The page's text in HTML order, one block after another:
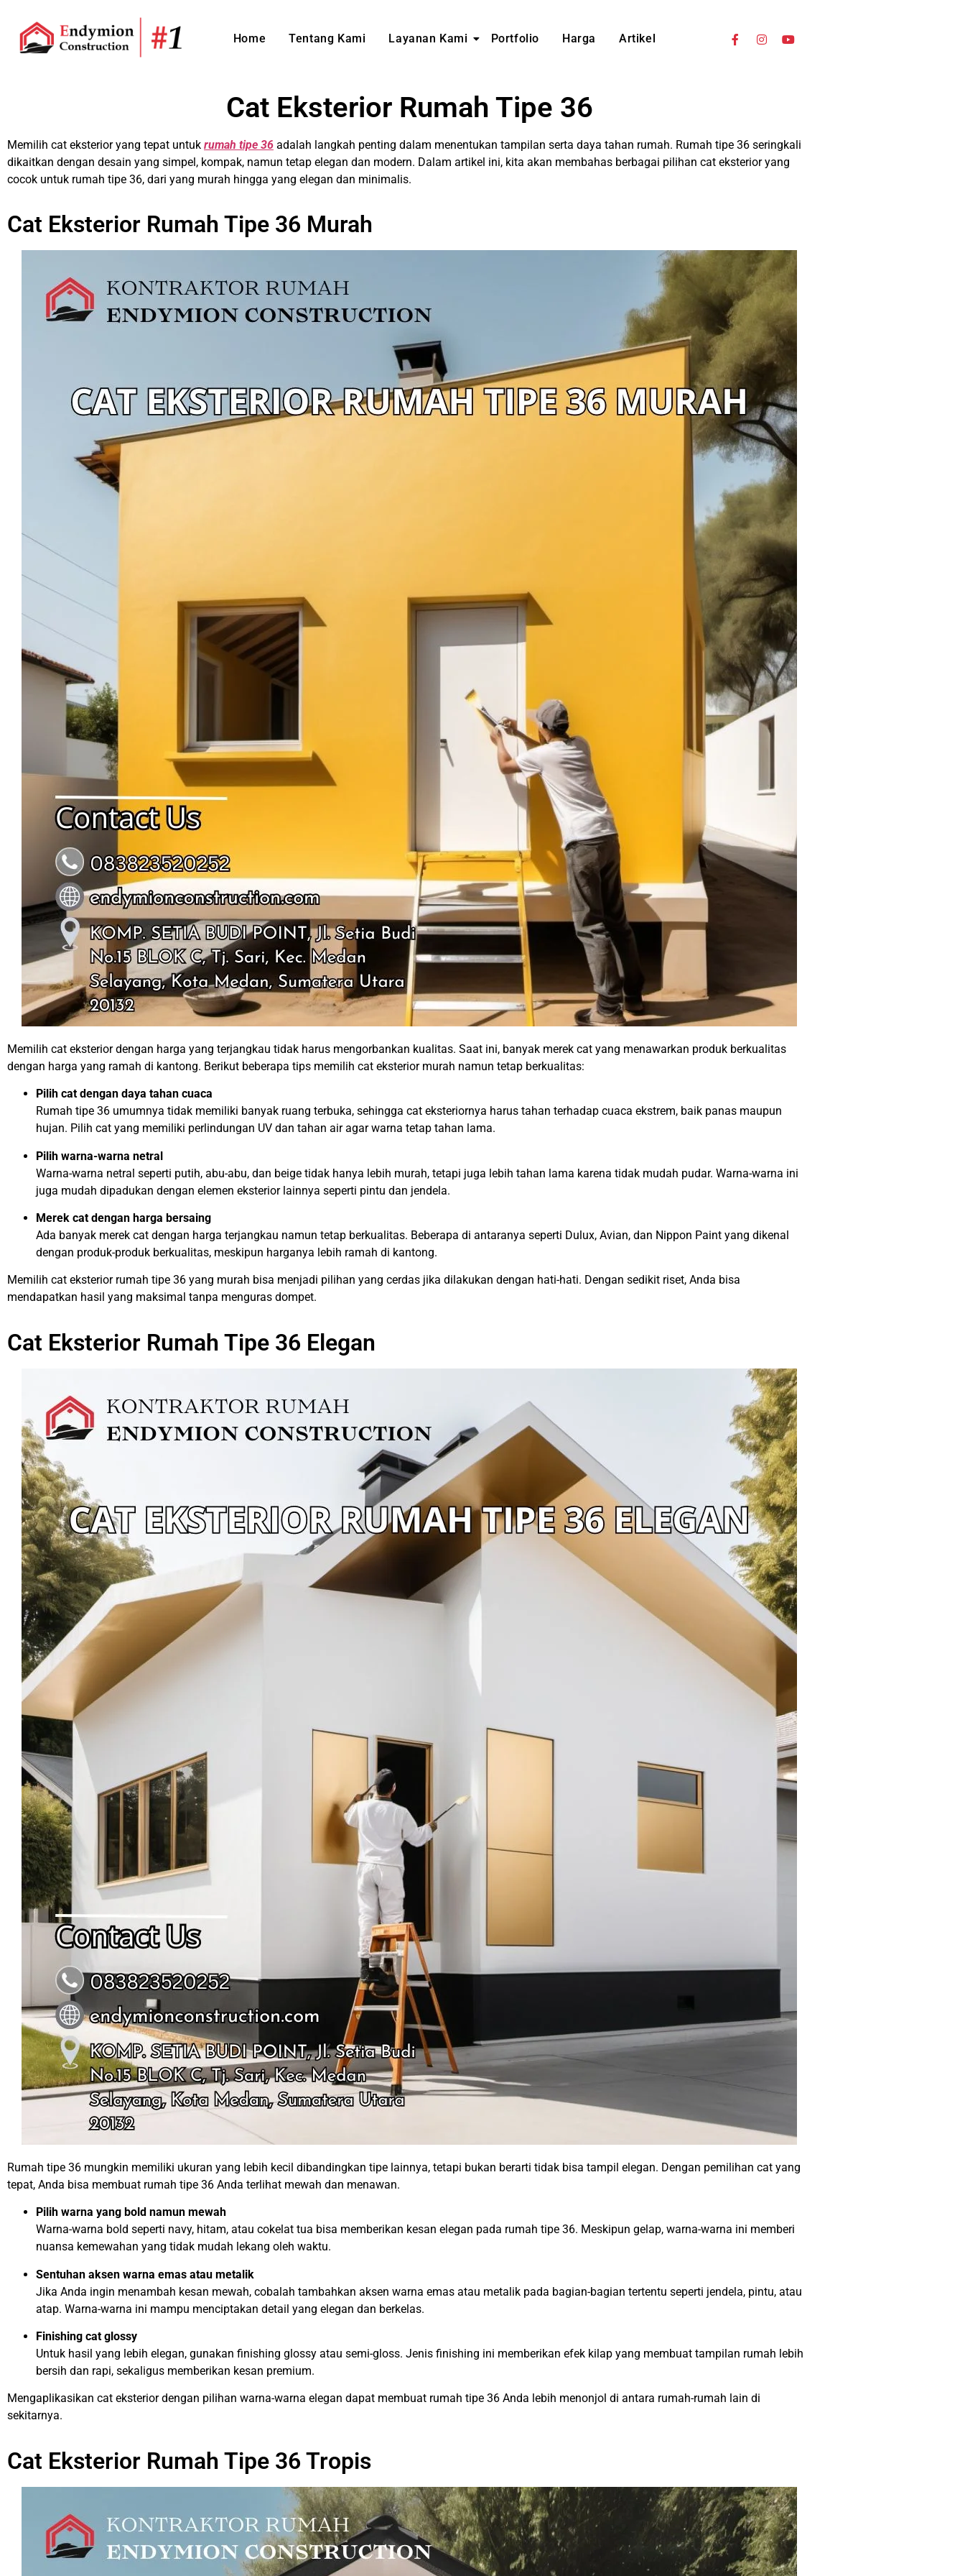
Home Tentang Kami Layanan Kami Portfolio Harga Artikel
Cat Eksterior Rumah Tipe 36
Memilih cat eksterior yang tepat untuk rumah tipe 36 adalah langkah penting dalam menentukan tampilan serta daya tahan rumah. Rumah tipe 36 seringkali
dikaitkan dengan desain yang simpel, kompak, namun tetap elegan dan modern. Dalam artikel ini, kita akan membahas berbagai pilihan cat eksterior yang
cocok untuk rumah tipe 36, dari yang murah hingga yang elegan dan minimalis.
Cat Eksterior Rumah Tipe 36 Murah
Memilih cat eksterior dengan harga yang terjangkau tidak harus mengorbankan kualitas. Saat ini, banyak merek cat yang menawarkan produk berkualitas
dengan harga yang ramah di kantong. Berikut beberapa tips memilih cat eksterior murah namun tetap berkualitas:
Pilih cat dengan daya tahan cuaca
Rumah tipe 36 umumnya tidak memiliki banyak ruang terbuka, sehingga cat eksteriornya harus tahan terhadap cuaca ekstrem, baik panas maupun
hujan. Pilih cat yang memiliki perlindungan UV dan tahan air agar warna tetap tahan lama.
Pilih warna-warna netral
Warna-warna netral seperti putih, abu-abu, dan beige tidak hanya lebih murah, tetapi juga lebih tahan lama karena tidak mudah pudar. Warna-warna ini
juga mudah dipadukan dengan elemen eksterior lainnya seperti pintu dan jendela.
Merek cat dengan harga bersaing
Ada banyak merek cat dengan harga terjangkau namun tetap berkualitas. Beberapa di antaranya seperti Dulux, Avian, dan Nippon Paint yang dikenal
dengan produk-produk berkualitas, meskipun harganya lebih ramah di kantong.
Memilih cat eksterior rumah tipe 36 yang murah bisa menjadi pilihan yang cerdas jika dilakukan dengan hati-hati. Dengan sedikit riset, Anda bisa
mendapatkan hasil yang maksimal tanpa menguras dompet.
Cat Eksterior Rumah Tipe 36 Elegan
Rumah tipe 36 mungkin memiliki ukuran yang lebih kecil dibandingkan tipe lainnya, tetapi bukan berarti tidak bisa tampil elegan. Dengan pemilihan cat yang
tepat, Anda bisa membuat rumah tipe 36 Anda terlihat mewah dan menawan.
Pilih warna yang bold namun mewah
Warna-warna bold seperti navy, hitam, atau cokelat tua bisa memberikan kesan elegan pada rumah tipe 36. Meskipun gelap, warna-warna ini memberi
nuansa kemewahan yang tidak mudah lekang oleh waktu.
Sentuhan aksen warna emas atau metalik
Jika Anda ingin menambah kesan mewah, cobalah tambahkan aksen warna emas atau metalik pada bagian-bagian tertentu seperti jendela, pintu, atau
atap. Warna-warna ini mampu menciptakan detail yang elegan dan berkelas.
Finishing cat glossy
Untuk hasil yang lebih elegan, gunakan finishing glossy atau semi-gloss. Jenis finishing ini memberikan efek kilap yang membuat tampilan rumah lebih
bersih dan rapi, sekaligus memberikan kesan premium.
Mengaplikasikan cat eksterior dengan pilihan warna-warna elegan dapat membuat rumah tipe 36 Anda lebih menonjol di antara rumah-rumah lain di
sekitarnya.
Cat Eksterior Rumah Tipe 36 Tropis